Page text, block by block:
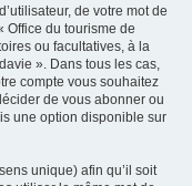
de votre mot de
Office du tourisme de
ou facultatives, à la
». Dans tous les cas,
compte vous souhaitez
de vous abonner ou
une option disponible sur
unique) afin qu’il soit